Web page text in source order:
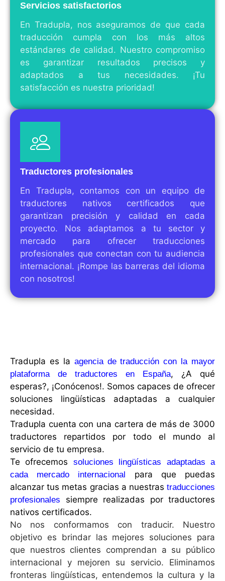
Servicios satisfactorios
En Tradupla, nos aseguramos de que cada
traducción cumpla con los más altos
estándares de calidad. Nuestro compromiso
es garantizar resultados precisos y
adaptados a tus necesidades. ¡Tu
satisfacción es nuestra prioridad!
Traductores profesionales
En Tradupla, contamos con un equipo de
traductores nativos certificados que
garantizan precisión y calidad en cada
proyecto. Nos adaptamos a tu sector y
mercado para ofrecer traducciones
profesionales que conectan con tu audiencia
internacional. ¡Rompe las barreras del idioma
con nosotros!
Tradupla es la agencia de traducción con la mayor
plataforma de traductores en España, ¿A qué
esperas?, ¡Conócenos!. Somos capaces de ofrecer
soluciones lingüísticas adaptadas a cualquier
necesidad.
Tradupla cuenta con una cartera de más de 3000
traductores repartidos por todo el mundo al
servicio de tu empresa.
Te ofrecemos soluciones lingüísticas adaptadas a
cada mercado internacional
para que puedas
alcanzar tus metas gracias a nuestras traducciones
profesionales siempre realizadas por traductores
nativos certificados.
No nos conformamos con traducir. Nuestro
objetivo es brindar las mejores soluciones para
que nuestros clientes comprendan a su público
internacional y mejoren su servicio. Eliminamos
fronteras lingüísticas, entendemos la cultura y la